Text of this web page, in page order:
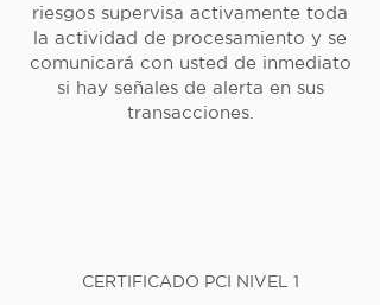
riesgos supervisa activamente toda
la actividad de procesamiento y se
comunicará con usted de inmediato
si hay señales de alerta en sus
transacciones.
CERTIFICADO PCI NIVEL 1